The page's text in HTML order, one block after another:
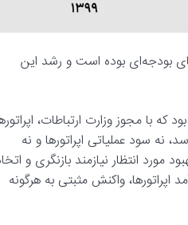
مطابق با پیش‌بینی‌های بودجه‌ای بوده است و رشد این
با مجوز وزارت ارتباطات،
که به نظر می‌رسد، نه سود عملیاتی اپراتورها و نه
انتظار نیازمند بازنگری و
واکنش مثبتی به هرگونه